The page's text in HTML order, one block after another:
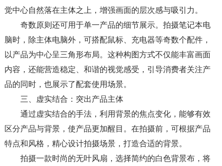
觉中心自然落在主体之上，增强画面的层次感与吸引力。​
奇数原则还可用于单一产品的细节展示。拍摄笔记本电
脑时，除主体电脑外，可搭配鼠标、充电器等奇数个配件，
以产品为中心呈三角形布局。这种构图方式不仅能丰富画面
内容，还能营造稳定、和谐的视觉感受，引导消费者关注产
品的同时，也展示了配套使用场景。​
三、虚实结合：突出产品主体​
通过虚实结合的手法，利用背景的焦点变化，能够有效
区分产品与背景，使产品更加醒目。在拍摄前，可根据产品
特点和风格，精心设计拍摄场景，打造合适的背景。​
拍摄一款时尚的无叶风扇，选择简约的白色背景布，将